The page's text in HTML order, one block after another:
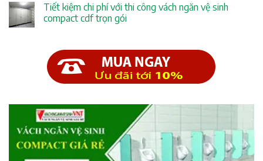
Tiết kiệm chi phí với thi công vách ngăn vệ sinh
compact cdf trọn gói